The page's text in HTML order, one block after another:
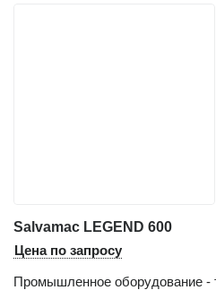
Salvamac LEGEND 600
Цена по запросу
Промышленное оборудование -